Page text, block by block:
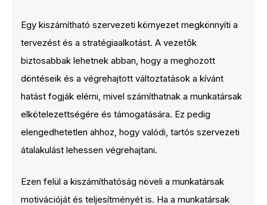
Egy kiszámítható szervezeti környezet megkönnyíti a
tervezést és a stratégiaalkotást. A vezetők
biztosabbak lehetnek abban, hogy a meghozott
döntéseik és a végrehajtott változtatások a kívánt
hatást fogják elérni, mivel számíthatnak a munkatársak
elkötelezettségére és támogatására. Ez pedig
elengedhetetlen ahhoz, hogy valódi, tartós szervezeti
átalakulást lehessen végrehajtani.
Ezen felül a kiszámíthatóság növeli a munkatársak
motivációját és teljesítményét is. Ha a munkatársak